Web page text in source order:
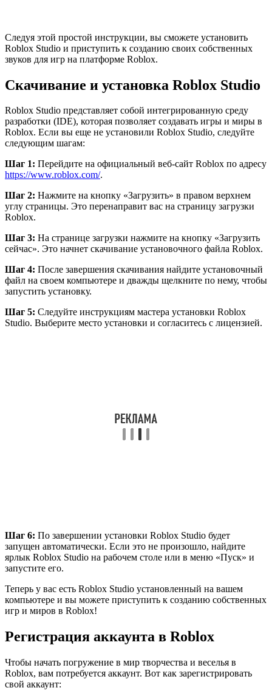
Следуя этой простой инструкции, вы сможете установить
Roblox Studio и приступить к созданию своих собственных
звуков для игр на платформе Roblox.
Скачивание и установка Roblox Studio
Roblox Studio представляет собой интегрированную среду
разработки (IDE), которая позволяет создавать игры и миры в
Roblox. Если вы еще не установили Roblox Studio, следуйте
следующим шагам:
Шаг 1: Перейдите на официальный веб-сайт Roblox по адресу
https://www.roblox.com/.
Шаг 2: Нажмите на кнопку «Загрузить» в правом верхнем
углу страницы. Это перенаправит вас на страницу загрузки
Roblox.
Шаг 3: На странице загрузки нажмите на кнопку «Загрузить
сейчас». Это начнет скачивание установочного файла Roblox.
Шаг 4: После завершения скачивания найдите установочный
файл на своем компьютере и дважды щелкните по нему, чтобы
запустить установку.
Шаг 5: Следуйте инструкциям мастера установки Roblox
Studio. Выберите место установки и согласитесь с лицензией.
Шаг 6: По завершении установки Roblox Studio будет
запущен автоматически. Если это не произошло, найдите
ярлык Roblox Studio на рабочем столе или в меню «Пуск» и
запустите его.
Теперь у вас есть Roblox Studio установленный на вашем
компьютере и вы можете приступить к созданию собственных
игр и миров в Roblox!
Регистрация аккаунта в Roblox
Чтобы начать погружение в мир творчества и веселья в
Roblox, вам потребуется аккаунт. Вот как зарегистрировать
свой аккаунт: